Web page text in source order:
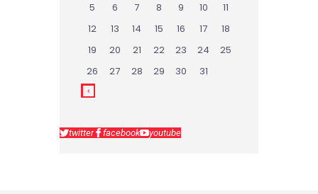
5
6 7 8 9 10
11
12
13 14 15 16 17
18
19
20 21 22 23 24
25
26
27 28 29 30 31
twitter facebook youtube